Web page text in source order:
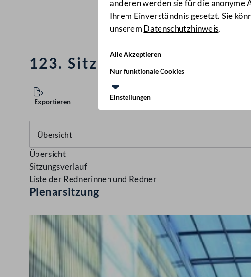
anderen werden sie für die anonyme
Ihrem Einverständnis gesetzt. Sie
unserem Datenschutzhinweis.
Alle Akzeptieren
Nur funktionale Cookies
Einstellungen
123. Sitzung des
Exportieren
Übersicht
Sitzungsverlauf
Liste der Rednerinnen und Redner
Plenarsitzung